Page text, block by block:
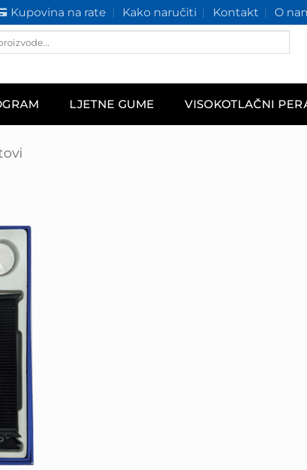
Kupovina na rate Kako naručiti Kontakt O
LJETNE GUME VISOKOTLAČNI